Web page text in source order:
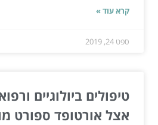
קרא עוד »
ספט 24, 2019
טיפולים ביולוגיים
אצל אורטופד ספורט